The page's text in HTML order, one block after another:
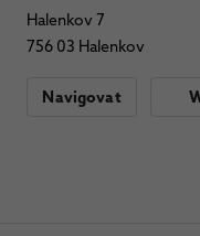
Halenkov 7
756 03 Halenkov
Navigovat